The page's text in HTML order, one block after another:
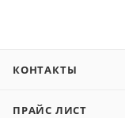
КОНТАКТЫ
ПРАЙС ЛИСТ